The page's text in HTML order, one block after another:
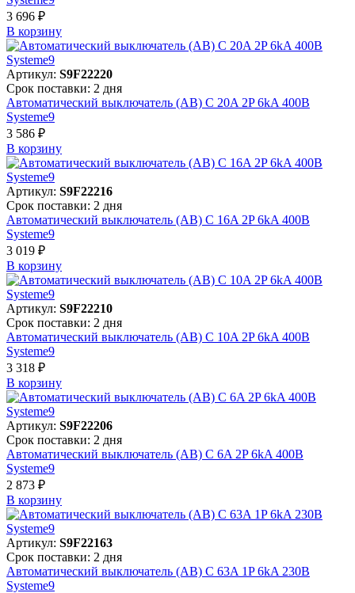
3 696 ₽
В корзинy
Артикул: S9F22220
Срок поставки: 2 дня
Автоматический выключатель (АВ) C 20A 2P 6kA 400В
Systeme9
3 586 ₽
В корзинy
Артикул: S9F22216
Срок поставки: 2 дня
Автоматический выключатель (АВ) C 16A 2P 6kA 400В
Systeme9
3 019 ₽
В корзинy
Артикул: S9F22210
Срок поставки: 2 дня
Автоматический выключатель (АВ) C 10A 2P 6kA 400В
Systeme9
3 318 ₽
В корзинy
Артикул: S9F22206
Срок поставки: 2 дня
Автоматический выключатель (АВ) C 6A 2P 6kA 400В
Systeme9
2 873 ₽
В корзинy
Артикул: S9F22163
Срок поставки: 2 дня
Автоматический выключатель (АВ) C 63A 1P 6kA 230В
Systeme9